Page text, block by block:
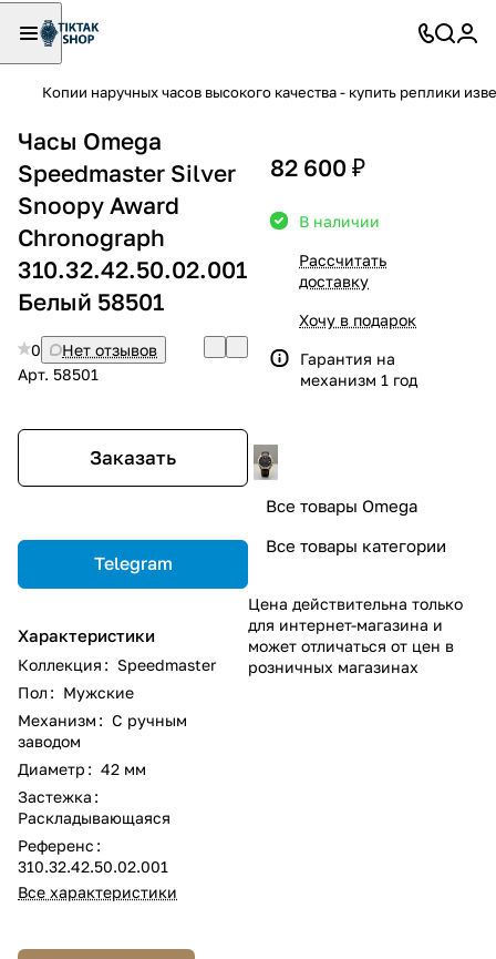
Копии наручных часов высокого качества - купить реплики
Часы Omega
Speedmaster Silver
Snoopy Award
Chronograph
310.32.42.50.02.001
Белый 58501
0
Нет отзывов
Арт. 58501
Заказать
Telegram
Характеристики
Коллекция : Speedmaster
Пол : Мужские
Механизм : С ручным
заводом
Диаметр : 42 мм
Застежка :
Раскладывающаяся
Референс :
310.32.42.50.02.001
Все характеристики
82 600 ₽
В наличии
Рассчитать
доставку
Хочу в подарок
Гарантия на
механизм 1 год
Все товары Omega
Все товары категории
Цена действительна только
для интернет-магазина и
может отличаться от цен в
розничных магазинах